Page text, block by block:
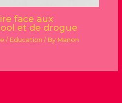
face aux
et de drogue
/ Education / By Manon